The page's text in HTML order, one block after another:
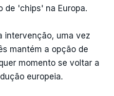
de 'chips' na Europa.
intervenção, uma vez
mantém a opção de
momento se voltar a
europeia.